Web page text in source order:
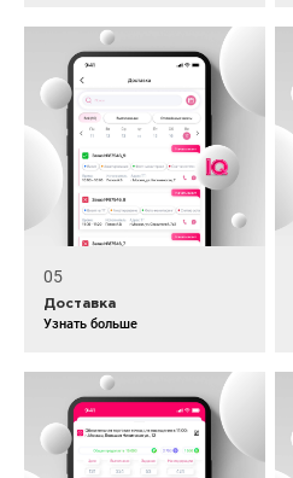
05
Доставка
Узнать больше